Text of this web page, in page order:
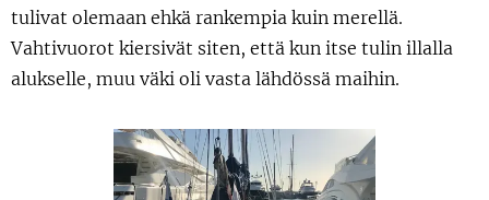
tulivat olemaan ehkä rankempia kuin merellä.
Vahtivuorot kiersivät siten, että kun itse tulin illalla
alukselle, muu väki oli vasta lähdössä maihin.